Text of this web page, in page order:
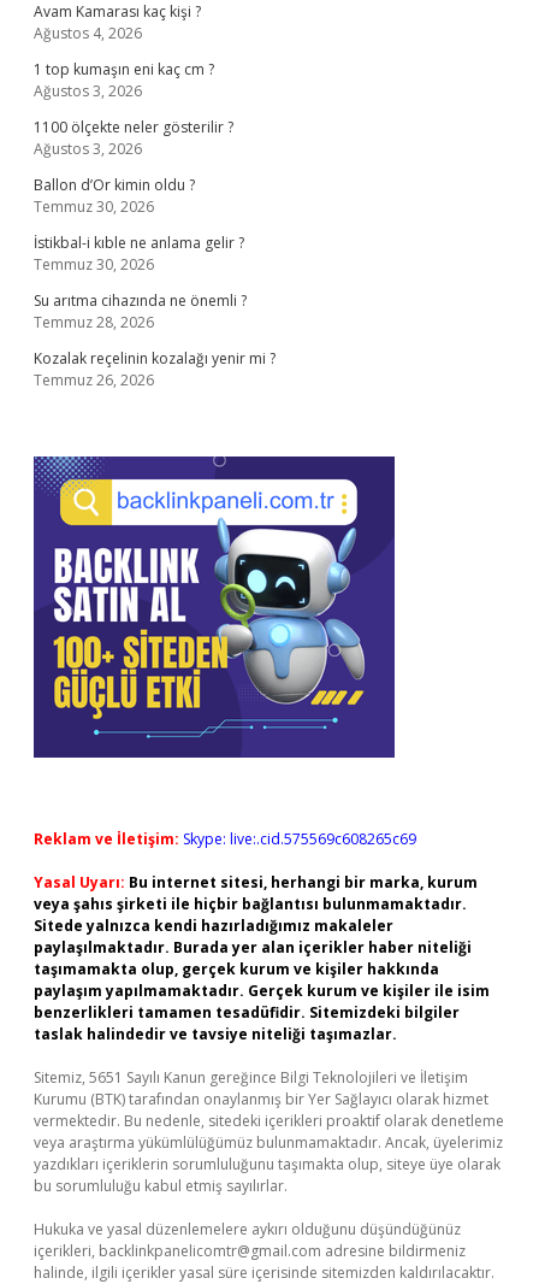
Avam Kamarası kaç kişi ?
Ağustos 4, 2026
1 top kumaşın eni kaç cm ?
Ağustos 3, 2026
1100 ölçekte neler gösterilir ?
Ağustos 3, 2026
Ballon d’Or kimin oldu ?
Temmuz 30, 2026
İstikbal-i kıble ne anlama gelir ?
Temmuz 30, 2026
Su arıtma cihazında ne önemli ?
Temmuz 28, 2026
Kozalak reçelinin kozalağı yenir mi ?
Temmuz 26, 2026
Reklam ve İletişim: Skype: live:.cid.575569c608265c69
Yasal Uyarı: Bu internet sitesi, herhangi bir marka, kurum
veya şahıs şirketi ile hiçbir bağlantısı bulunmamaktadır.
Sitede yalnızca kendi hazırladığımız makaleler
paylaşılmaktadır. Burada yer alan içerikler haber niteliği
taşımamakta olup, gerçek kurum ve kişiler hakkında
paylaşım yapılmamaktadır. Gerçek kurum ve kişiler ile isim
benzerlikleri tamamen tesadüfidir. Sitemizdeki bilgiler
taslak halindedir ve tavsiye niteliği taşımazlar.
Sitemiz, 5651 Sayılı Kanun gereğince Bilgi Teknolojileri ve İletişim
Kurumu (BTK) tarafından onaylanmış bir Yer Sağlayıcı olarak hizmet
vermektedir. Bu nedenle, sitedeki içerikleri proaktif olarak denetleme
veya araştırma yükümlülüğümüz bulunmamaktadır. Ancak, üyelerimiz
yazdıkları içeriklerin sorumluluğunu taşımakta olup, siteye üye olarak
bu sorumluluğu kabul etmiş sayılırlar.
Hukuka ve yasal düzenlemelere aykırı olduğunu düşündüğünüz
içerikleri, backlinkpanelicomtr@gmail.com adresine bildirmeniz
halinde, ilgili içerikler yasal süre içerisinde sitemizden kaldırılacaktır.